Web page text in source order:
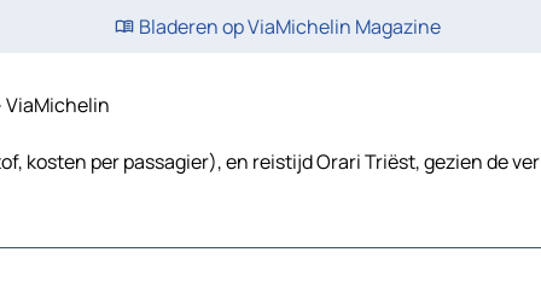
Bladeren op ViaMichelin Magazine
ViaMichelin
kosten per passagier), en reistijd Orari Triëst, gezien de